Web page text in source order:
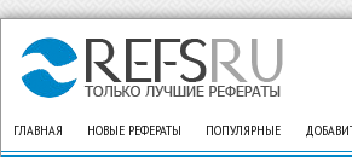
ГЛАВНАЯ НОВЫЕ РЕФЕРАТЫ ПОПУЛЯРНЫЕ